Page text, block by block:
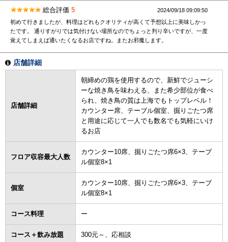
総合評価 5
2024/09/18 09:09:50
初めて行きましたが、料理はどれもクオリティが高くて予想以上に美味しかっ
たです。 通りすがりでは気付けない場所なのでちょっと判り辛いですが、一度
覚えてしまえば通いたくなるお店ですね。またお邪魔します。
店舗詳細
店舗詳細
朝締めの鶏を使用するので、新鮮でジューシ
ーな焼き鳥を味わえる、また希少部位が食べ
られ、焼き鳥の質は上海でもトップレベル！
カウンター席、テーブル個室、掘りごたつ席
と用途に応じて一人でも数名でも気軽にいけ
るお店
フロア収容最大人数
カウンター10席、掘りごたつ席6×3、テーブ
ル個室8×1
個室
カウンター10席、掘りごたつ席6×3、テーブ
ル個室8×1
コース料理 ー
コース＋飲み放題 300元～、応相談